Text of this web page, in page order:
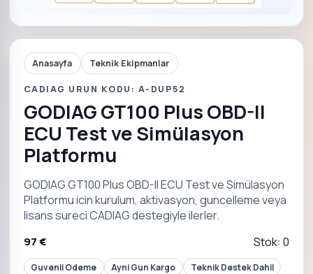
Anasayfa Teknik Ekipmanlar
CADIAG URUN KODU: A-DUP52
GODIAG GT100 Plus OBD-II
ECU Test ve Simülasyon
Platformu
GODIAG GT100 Plus OBD-II ECU Test ve Simülasyon
Platformu icin kurulum, aktivasyon, guncelleme veya
lisans sureci CADIAG destegiyle ilerler.
97 € Stok: 0
Guvenli Odeme Ayni Gun Kargo Teknik Destek Dahil